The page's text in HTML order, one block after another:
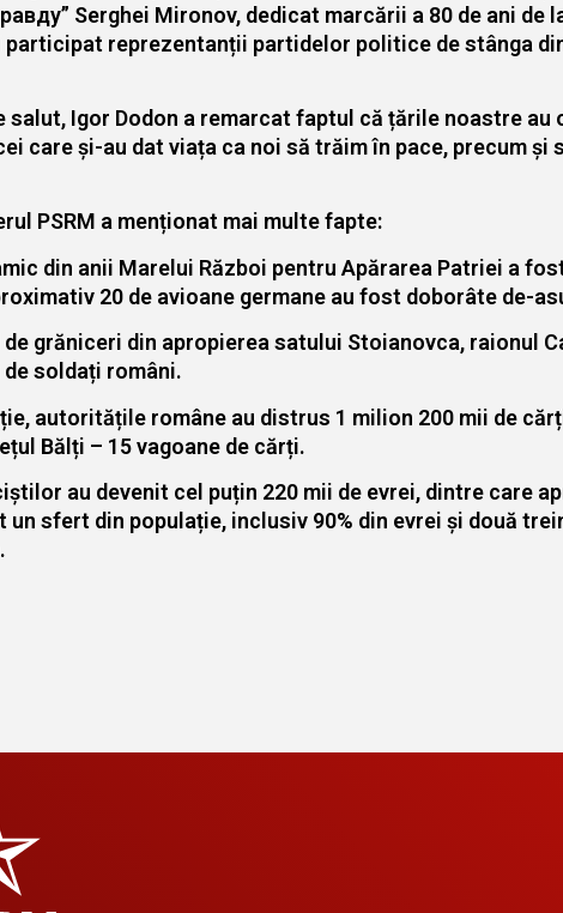
Serghei Mironov, dedicat marcării a 80 de ani
participat reprezentanții partidelor politice de stânga
salut, Igor Dodon a remarcat faptul că țările noastre
care și-au dat viața ca noi să trăim în pace, precum
PSRM a menționat mai multe fapte:
din anii Marelui Război pentru Apărarea Patriei a
20 de avioane germane au fost doborâte de-
grăniceri din apropierea satului Stoianovca, raionul
soldați români.
autoritățile române au distrus 1 milion 200 mii de
Bălți – 15 vagoane de cărți.
au devenit cel puțin 220 mii de evrei, dintre care
un sfert din populație, inclusiv 90% din evrei și două